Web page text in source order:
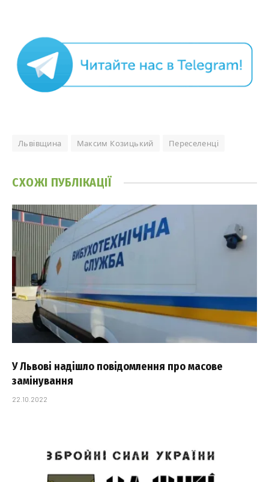
Львівщина Максим Козицький Переселенці
СХОЖІ ПУБЛІКАЦІЇ
У Львові надішло повідомлення про масове
замінування
22.10.2022